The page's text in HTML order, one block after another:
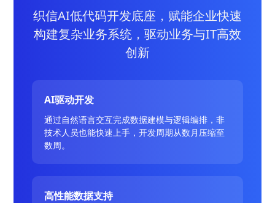
织信AI低代码开发底座，赋能企业快速
构建复杂业务系统，驱动业务与IT高效
创新
AI驱动开发
通过自然语言交互完成数据建模与逻辑编排，非
技术人员也能快速上手，开发周期从数月压缩至
数周。
高性能数据支持